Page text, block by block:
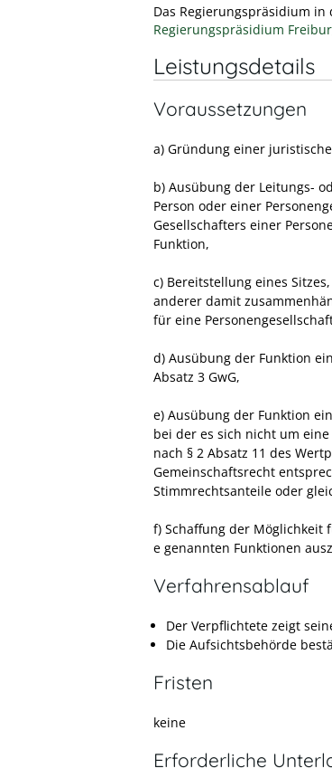
Das Regierungspräsidium in
Regierungspräsidium
Leistungsdetails
Voraussetzungen
a) Gründung einer
b) Ausübung der Leitungs-
Person oder einer
Gesellschafters einer
Funktion,
c) Bereitstellung eines
anderer damit
für eine
d) Ausübung der Funktion
Absatz 3 GwG,
e) Ausübung der Funktion
bei der es sich nicht um
nach § 2 Absatz 11 des
Gemeinschaftsrecht
Stimmrechtsanteile oder
f) Schaffung der Möglichkeit
e genannten Funktionen
Verfahrensablauf
Der Verpflichtete zeigt
Die Aufsichtsbehörde
Fristen
keine
Erforderliche